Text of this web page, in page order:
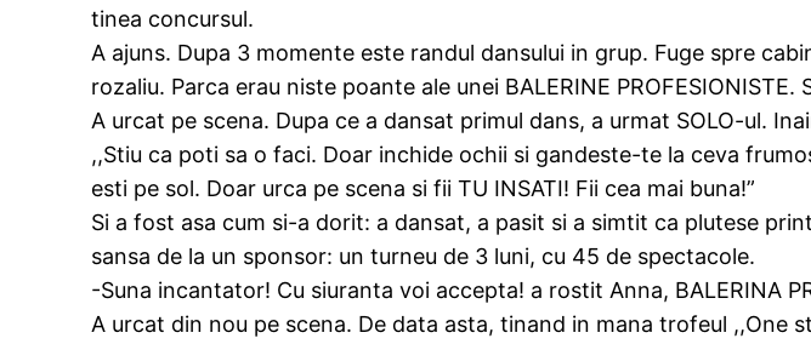
tinea concursul.
A ajuns. Dupa 3 momente este randul dansului in grup. Fuge spre
rozaliu. Parca erau niste poante ale unei BALERINE PROFESIONISTE.
A urcat pe scena. Dupa ce a dansat primul dans, a urmat SOLO-ul.
,,Stiu ca poti sa o faci. Doar inchide ochii si gandeste-te la ceva
esti pe sol. Doar urca pe scena si fii TU INSATI! Fii cea mai buna!”
Si a fost asa cum si-a dorit: a dansat, a pasit si a simtit ca plutese
sansa de la un sponsor: un turneu de 3 luni, cu 45 de spectacole.
-Suna incantator! Cu siuranta voi accepta! a rostit Anna, BALERINA
A urcat din nou pe scena. De data asta, tinand in mana trofeul ,,One